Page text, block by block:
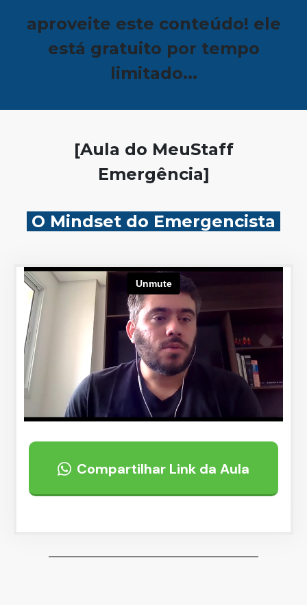
aproveite este conteúdo! ele
está gratuito por tempo
limitado...
[Aula do MeuStaff
Emergência]
O Mindset do Emergencista
Compartilhar Link da Aula